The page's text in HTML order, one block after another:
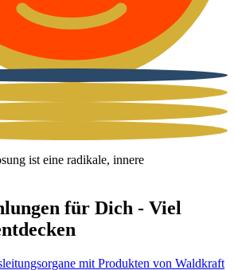
ist eine radikale, innere
für Dich - Viel